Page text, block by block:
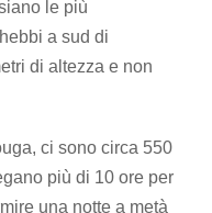
le più
a sud di
di altezza e non
ci sono circa 550
più di 10 ore per
una notte a metà